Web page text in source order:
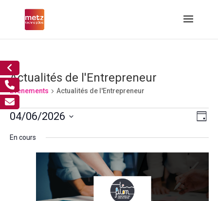
Actualités de l'Entrepreneur
Évènements Actualités de l'Entrepreneur
Évènements
4
de
Jour
04/06/2026
Sélectionnez
En cours